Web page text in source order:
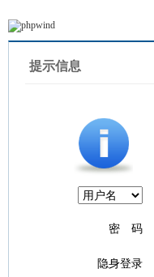
提示信息
密 码
隐身登录